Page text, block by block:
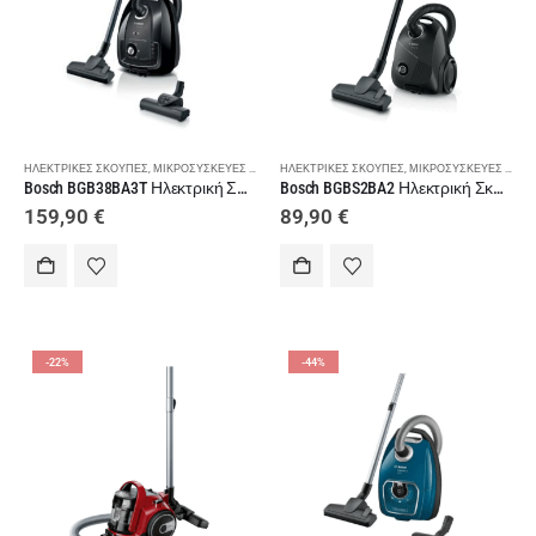
ΗΛΕΚΤΡΙΚΈΣ ΣΚΟΎΠΕΣ ΜΙΚΡΟΣΥΣΚΕΥΈΣ - ΠΡΟΣΩΠΙΚΉ ΦΡΟΝΤΊΔΑ ,ΣΚΟΎΠΕΣ
Bosch BGB38BA3T Ηλεκτρική Σκούπα 850W
159,90 €
ΗΛΕΚΤΡΙΚΈΣ ΣΚΟΎΠΕΣ ΜΙΚΡΟΣΥΣΚΕΥΈΣ - ΠΡΟΣΩΠΙΚΉ ΦΡΟΝΤΊΔΑ
Bosch BGBS2BA2 Ηλεκτρική Σκούπα με Σακούλα 600W Μαύρη
89,90 €
-22% -44%